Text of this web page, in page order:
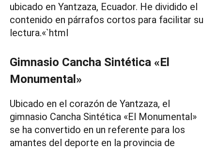
ubicado en Yantzaza, Ecuador. He dividido el
contenido en párrafos cortos para facilitar su
lectura.«`html
Gimnasio Cancha Sintética «El
Monumental»
Ubicado en el corazón de Yantzaza, el
gimnasio Cancha Sintética «El Monumental»
se ha convertido en un referente para los
amantes del deporte en la provincia de